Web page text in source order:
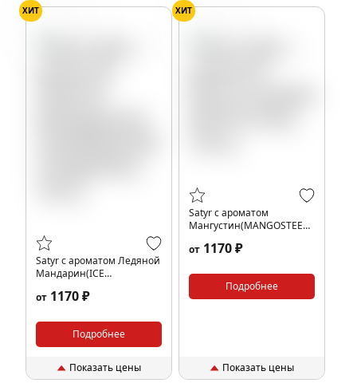
ХИТ
Satyr с ароматом Ледяной
Мандарин(ICE
ТАНДЖЕРИН), 100 гр.
от 1170 ₽
Подробнее
Показать цены
ХИТ
Satyr с ароматом
Мангустин(MANGOSTEEN/
от 1170 ₽
Подробнее
Показать цены